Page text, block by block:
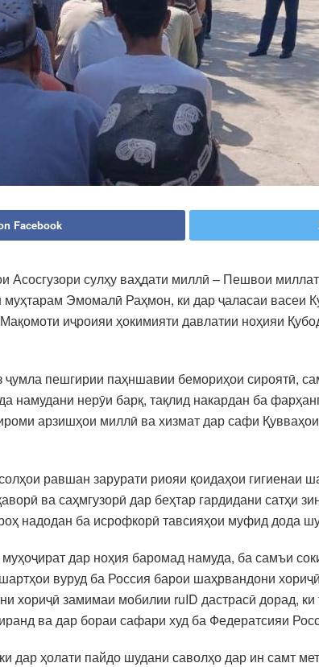
Facebook
Асосгузори сулҳу ваҳдати миллӣ – Пешвои
муҳтарам Эмомалӣ Раҳмон, ки дар ҷаласаи
иҷроияи ҳокимияти давлатии ноҳияи
пешгирии паҳншавии бемориҳои сироятӣ,
намудани нерӯи барқ, тақлид накардан ба
арзишҳои миллӣ ва хизмат дар сафи
равшан зарурати риояи қоидаҳои гигиенаи
ва саҳмгузорӣ дар беҳтар гардидани сатҳи
надодан ба исрофкорӣ тавсияҳои муфид дода
дар ноҳия баромад намуда, ба самъи
вуруд ба Россия барои шаҳрвандони
хориҷӣ замимаи мобилии ruID дастрасӣ дорад,
ва дар бораи сафари худ ба Федератсияи
дар ҳолати пайдо шудани саволҳо дар ин самт